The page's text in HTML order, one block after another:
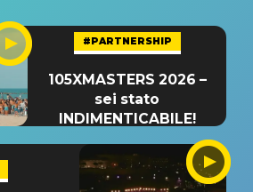
#PARTNERSHIP
105XMASTERS 2026 –
sei stato
INDIMENTICABILE!